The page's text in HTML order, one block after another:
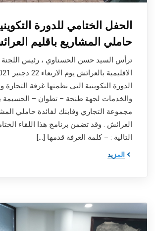
الحفل الختامي للدورة
حاملي المشاريع باقليم
ترأس السيد حسن الحسناوي ، رئيس اللجنة
الدورة التكوينية التي نظمتها غرفة التجارة
والخدمات لجهة طنجة – تطوان – الحسيمة
مجموعة التجاري وفابنك لفائدة حاملي
العرائش . وقد تضمن برنامج هذا اللقاء
التالية : – كلمة الغرفة قدمها […]
المزيد